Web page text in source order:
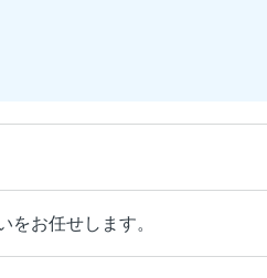
お任せします。